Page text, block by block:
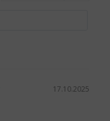
17.10.2025